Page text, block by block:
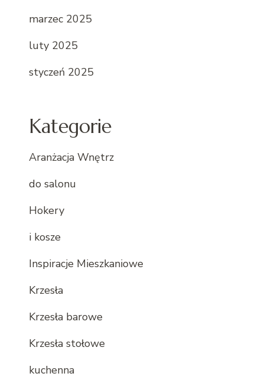
marzec 2025
luty 2025
styczeń 2025
Kategorie
Aranżacja Wnętrz
do salonu
Hokery
i kosze
Inspiracje Mieszkaniowe
Krzesła
Krzesła barowe
Krzesła stołowe
kuchenna